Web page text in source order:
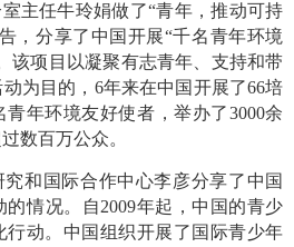
主任牛玲娟做了“青年，推动可持
，分享了中国开展“千名青年环境
该项目以凝聚有志青年、支持和带
为目的，6年来在中国开展了66培
青年环境友好使者，举办了3000余
数百万公众。
和国际合作中心李彦分享了中国
情况。自2009年起，中国的青少
行动。中国组织开展了国际青少年